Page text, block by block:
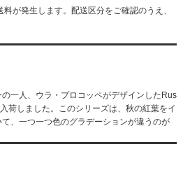
が発生します。配送区分をご確認のうえ、
一人、ウラ・プロコッペがデザインしたRus
荷しました。このシリーズは、秋の紅葉をイ
、一つ一つ色のグラデーションが違うのが